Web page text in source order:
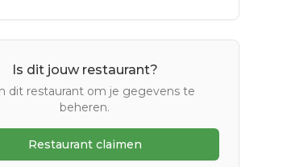
Is dit jouw restaurant?
dit restaurant om je gegevens te
beheren.
Restaurant claimen